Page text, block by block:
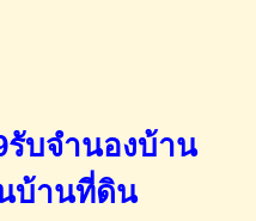
รับจำนองบ้าน
บ้านที่ดิน